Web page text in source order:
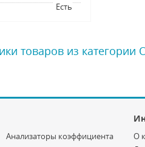
Есть
товаров из
Анализаторы коэффициента
О